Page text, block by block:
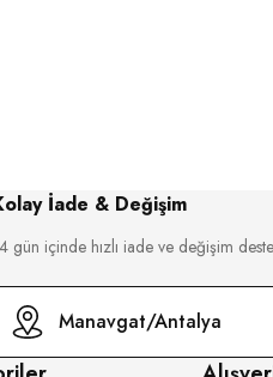
İade & Değişim
gün içinde hızlı iade ve değişim
Manavgat/Antalya